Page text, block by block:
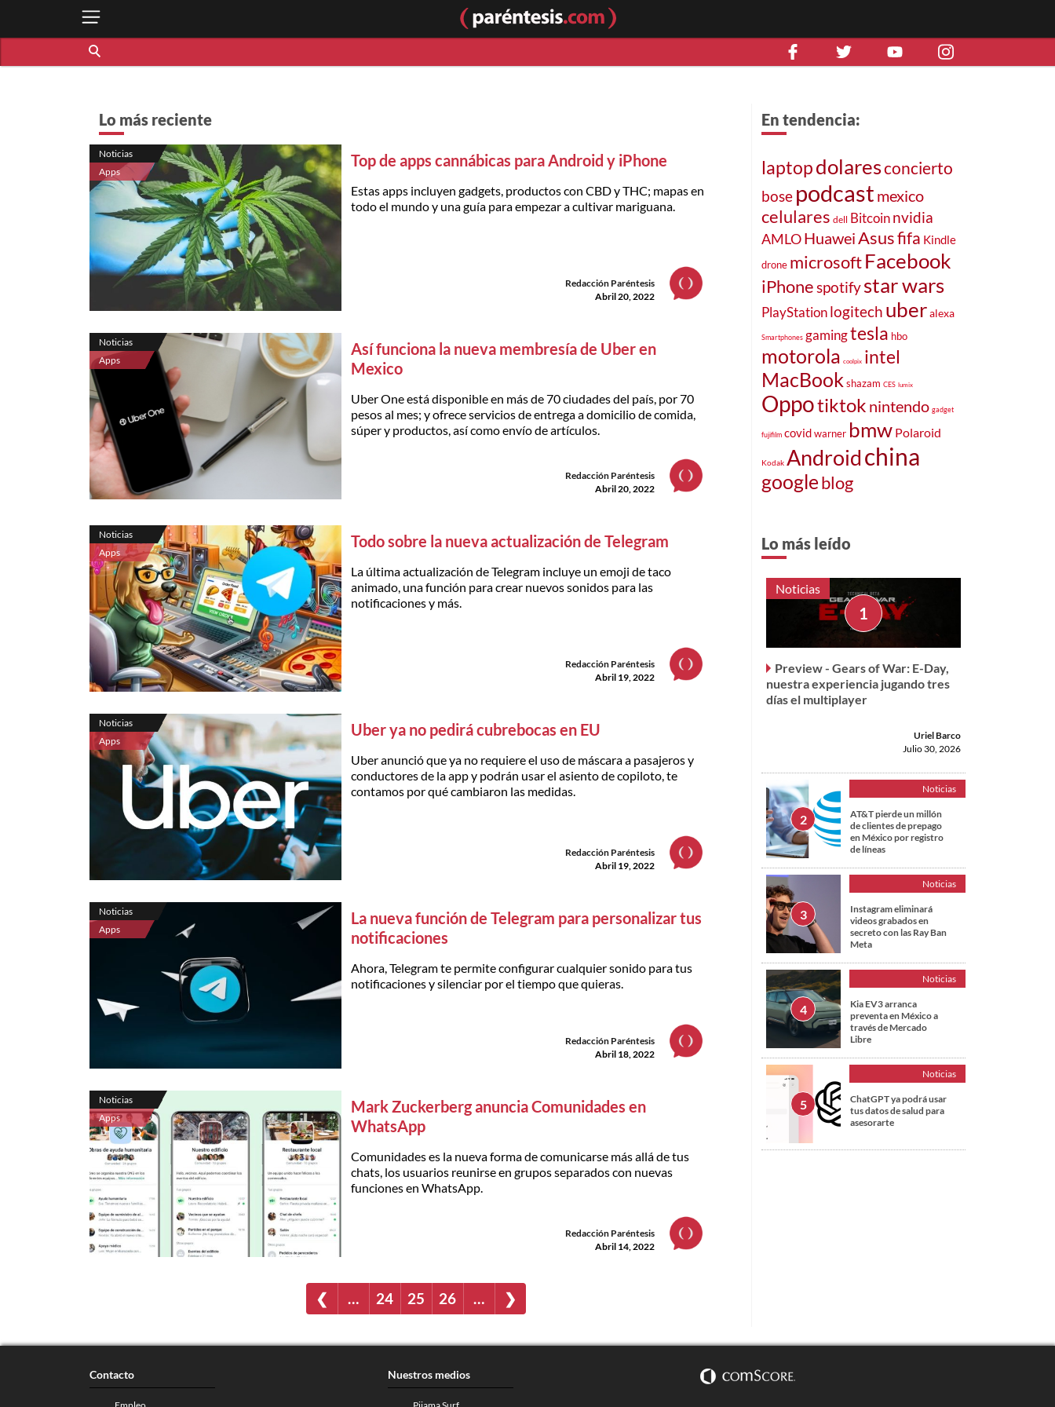
Lo más reciente
Noticias
Apps
Top de apps cannábicas para Android y iPhone
Estas apps incluyen gadgets, productos con CBD y THC; mapas en
todo el mundo y una guía para empezar a cultivar mariguana.
Redacción Paréntesis
Abril 20, 2022
Noticias
Apps
Así funciona la nueva membresía de Uber en
Mexico
Uber One está disponible en más de 70 ciudades del país, por 70
pesos al mes; y ofrece servicios de entrega a domicilio de comida,
súper y productos, así como envío de artículos.
Redacción Paréntesis
Abril 20, 2022
Noticias
Apps
Todo sobre la nueva actualización de Telegram
La última actualización de Telegram incluye un emoji de taco
animado, una función para crear nuevos sonidos para las
notificaciones y más.
Redacción Paréntesis
Abril 19, 2022
Noticias
Apps
Uber ya no pedirá cubrebocas en EU
Uber anunció que ya no requiere el uso de máscara a pasajeros y
conductores de la app y podrán usar el asiento de copiloto, te
contamos por qué cambiaron las medidas.
Redacción Paréntesis
Abril 19, 2022
Noticias
Apps
La nueva función de Telegram para personalizar tus
notificaciones
Ahora, Telegram te permite configurar cualquier sonido para tus
notificaciones y silenciar por el tiempo que quieras.
Redacción Paréntesis
Abril 18, 2022
Noticias
Apps
Mark Zuckerberg anuncia Comunidades en
WhatsApp
Comunidades es la nueva forma de comunicarse más allá de tus
chats, los usuarios reunirse en grupos separados con nuevas
funciones en WhatsApp.
Redacción Paréntesis
Abril 14, 2022
❮ … 24 25 26 … ❯
En tendencia:
laptopdolaresconcierto
bose podcast mexico
celulares dell Bitcoin nvidia
AMLOHuaweiAsusfifa Kindle
drone microsoftFacebook
iPhonespotifystar wars
PlayStationlogitech uberalexa
Smartphones gamingtesla hbo
motorola coolpix intel
MacBook shazam CES lumix
Oppotiktok nintendo gadget
fujifilm covidwarner bmw Polaroid
Kodak Androidchina
googleblog
Lo más leído
Noticias
Preview - Gears of War: E-Day,
nuestra experiencia jugando tres
días el multiplayer
Uriel Barco
Julio 30, 2026
Noticias
AT&T pierde un millón
de clientes de prepago
en México por registro
de líneas
Noticias
Instagram eliminará
videos grabados en
secreto con las Ray Ban
Meta
Noticias
Kia EV3 arranca
preventa en México a
través de Mercado
Libre
Noticias
ChatGPT ya podrá usar
tus datos de salud para
asesorarte
Contacto Nuestros medios